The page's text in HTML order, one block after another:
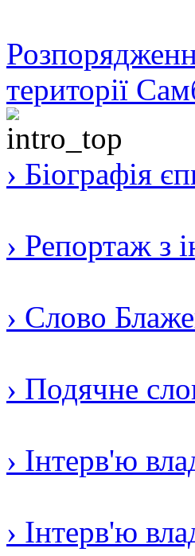
території
› Біографія
› Репортаж з
› Слово
› Подячне
› Інтерв'ю
› Інтерв'ю